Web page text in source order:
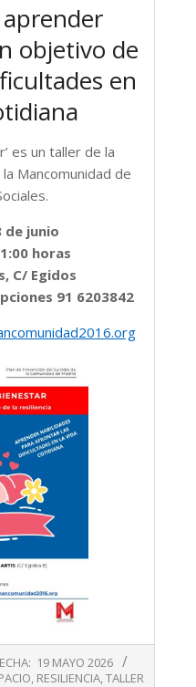
objetivo de
en
es un taller de la
Mancomunidad de
de junio
horas
C/ Egidos
91 6203842
19 MAYO 2026
, RESILIENCIA,TALLER